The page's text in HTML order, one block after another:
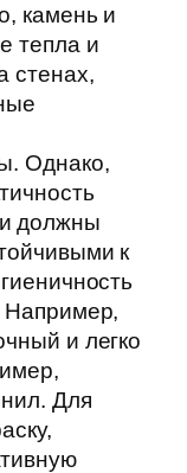
камень и
тепла и
стенах,
Однако,
должны
к
Например,
и легко
Для